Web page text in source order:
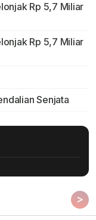
Rp 5,7 Miliar
Rp 5,7 Miliar
Senjata
>